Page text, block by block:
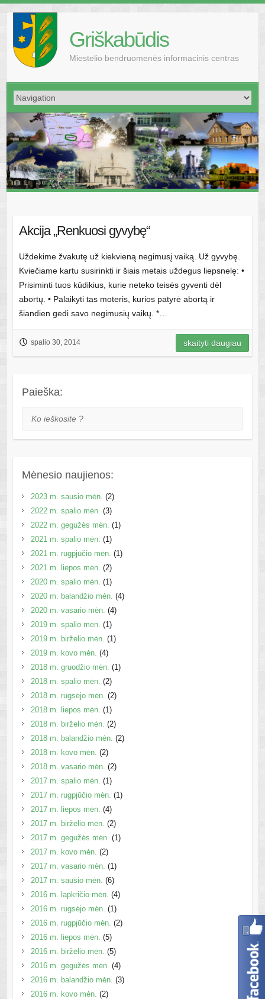
Griškabūdis
Miestelio bendruomenės informacinis centras
Akcija „Renkuosi gyvybę“
Uždekime žvakutę už kiekvieną negimusį vaiką. Už gyvybę.
Kviečiame kartu susirinkti ir šiais metais uždegus liepsnelę: •
Prisiminti tuos kūdikius, kurie neteko teisės gyventi dėl
abortų. • Palaikyti tas moteris, kurios patyrė abortą ir
šiandien gedi savo negimusių vaikų. *…
spalio 30, 2014 skaityti daugiau
Paieška:
Ko ieškosite ?
Mėnesio naujienos:
2023 m. sausio mėn. (2)
2022 m. spalio mėn. (3)
2022 m. gegužės mėn. (1)
2021 m. spalio mėn. (1)
2021 m. rugpjūčio mėn. (1)
2021 m. liepos mėn. (2)
2020 m. spalio mėn. (1)
2020 m. balandžio mėn. (4)
2020 m. vasario mėn. (4)
2019 m. spalio mėn. (1)
2019 m. birželio mėn. (1)
2019 m. kovo mėn. (4)
2018 m. gruodžio mėn. (1)
2018 m. spalio mėn. (2)
2018 m. rugsėjo mėn. (2)
2018 m. liepos mėn. (1)
2018 m. birželio mėn. (2)
2018 m. balandžio mėn. (2)
2018 m. kovo mėn. (2)
2018 m. vasario mėn. (2)
2017 m. spalio mėn. (1)
2017 m. rugpjūčio mėn. (1)
2017 m. liepos mėn. (4)
2017 m. birželio mėn. (2)
2017 m. gegužės mėn. (1)
2017 m. kovo mėn. (2)
2017 m. vasario mėn. (1)
2017 m. sausio mėn. (6)
2016 m. lapkričio mėn. (4)
2016 m. rugsėjo mėn. (1)
2016 m. rugpjūčio mėn. (2)
2016 m. liepos mėn. (5)
2016 m. birželio mėn. (5)
2016 m. gegužės mėn. (4)
2016 m. balandžio mėn. (3)
2016 m. kovo mėn. (2)